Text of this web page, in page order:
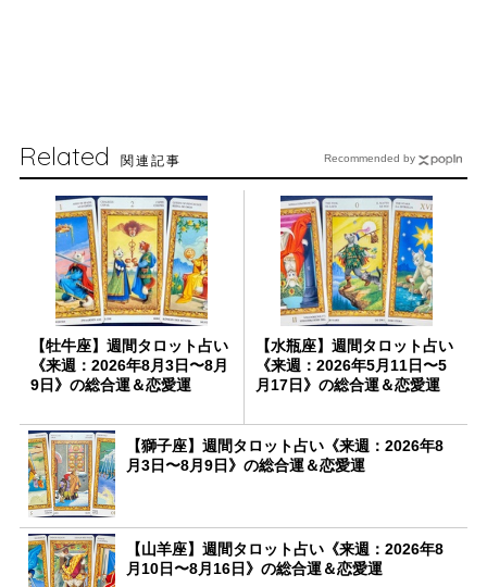
Related 関連記事
【牡牛座】週間タロット占い
《来週：2026年8月3日〜8月
9日》の総合運＆恋愛運
【水瓶座】週間タロット占い
《来週：2026年5月11日〜5
月17日》の総合運＆恋愛運
【獅子座】週間タロット占い《来週：2026年8
月3日〜8月9日》の総合運＆恋愛運
【山羊座】週間タロット占い《来週：2026年8
月10日〜8月16日》の総合運＆恋愛運
Recommended by